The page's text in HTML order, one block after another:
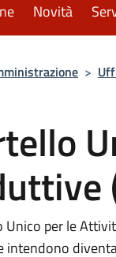
Novità
>
Unico per le
intendono